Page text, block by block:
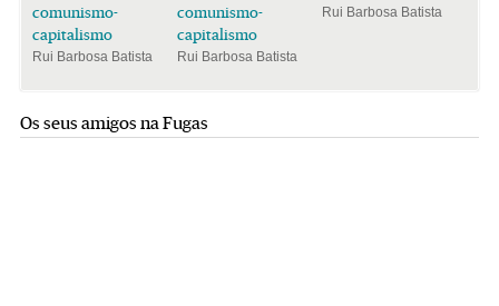
comunismo-
capitalismo
Rui Barbosa Batista
comunismo-
capitalismo
Rui Barbosa Batista
Rui Barbosa Batista
Os seus amigos na Fugas